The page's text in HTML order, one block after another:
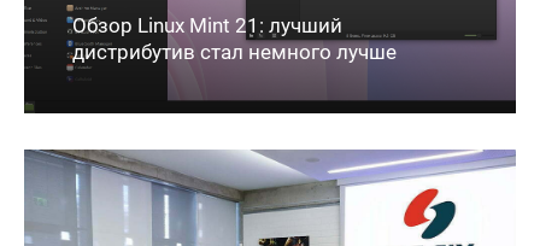
Обзор Linux Mint 21: лучший
дистрибутив стал немного лучше